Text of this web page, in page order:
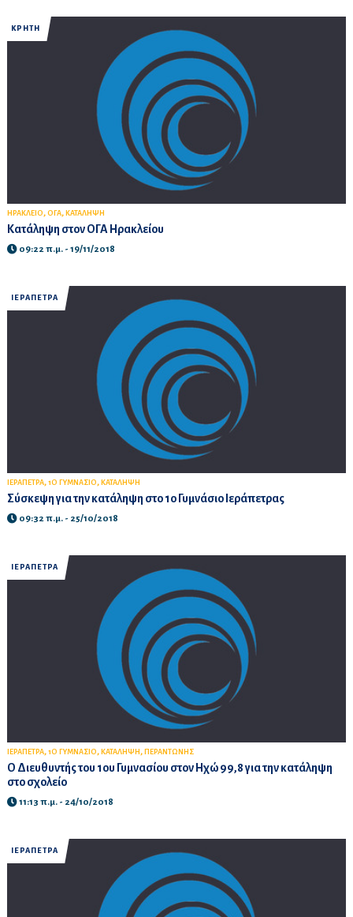
ΚΡΗΤΗ
ΗΡΑΚΛΕΙΟ, ΟΓΑ, ΚΑΤΑΛΗΨΗ
Κατάληψη στον ΟΓΑ Ηρακλείου
09:22 π.μ. - 19/11/2018
ΙΕΡΑΠΕΤΡΑ
ΙΕΡΑΠΕΤΡΑ, 1Ο ΓΥΜΝΑΣΙΟ, ΚΑΤΑΛΗΨΗ
Σύσκεψη για την κατάληψη στο 1ο Γυμνάσιο Ιεράπετρας
09:32 π.μ. - 25/10/2018
ΙΕΡΑΠΕΤΡΑ
ΙΕΡΑΠΕΤΡΑ, 1Ο ΓΥΜΝΑΣΙΟ, ΚΑΤΑΛΗΨΗ , ΠΕΡΑΝΤΩΝΗΣ
Ο Διευθυντής του 1ου Γυμνασίου στον Ηχώ 99,8 για την κατάληψη
στο σχολείο
11:13 π.μ. - 24/10/2018
ΙΕΡΑΠΕΤΡΑ